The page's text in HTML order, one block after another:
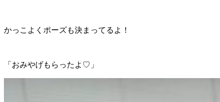
かっこよくポーズも決まってるよ！
「おみやげもらったよ♡」